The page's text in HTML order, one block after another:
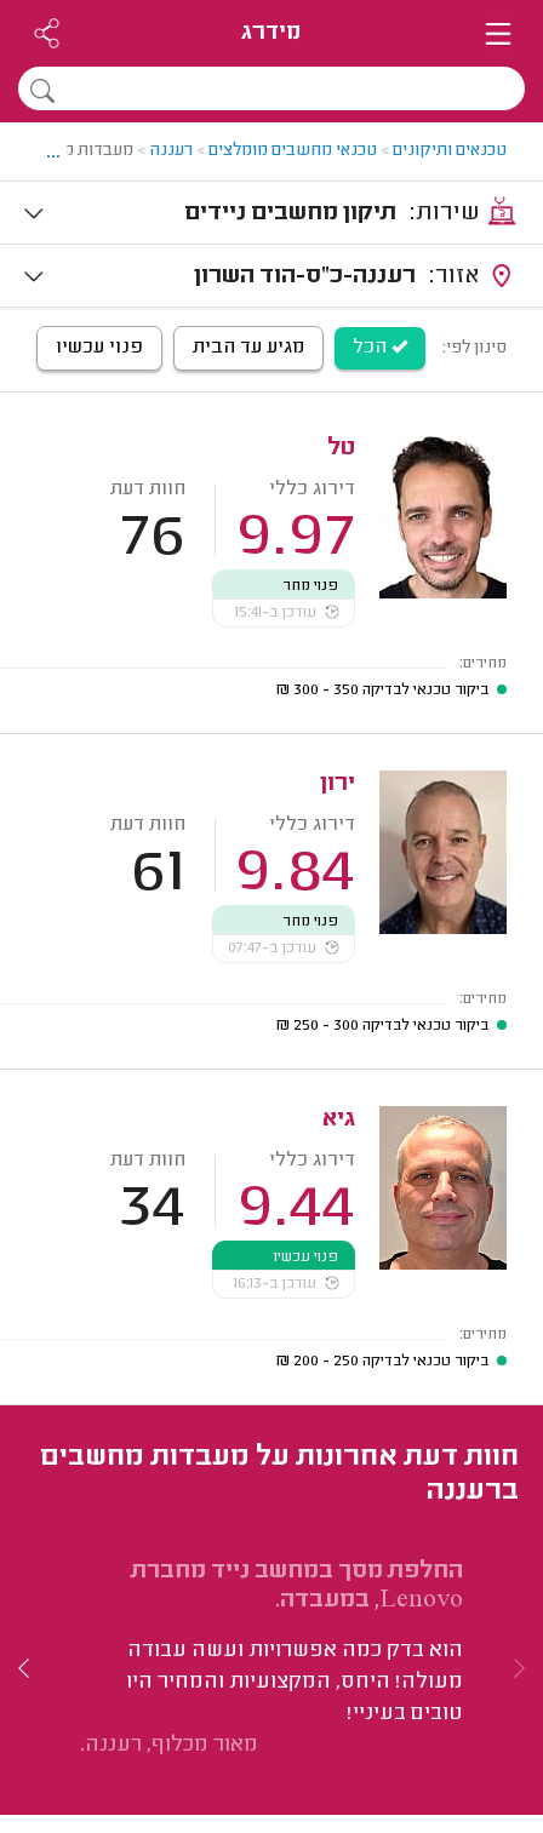
מידרג
טכנאים ותיקונים> טכנאי מחשבים מומלצים> רעננה > מעבדות מחשבים
...
תיקון מחשבים ניידים
רעננה-כ"ס-הוד השרון
סינון לפי: הכל מגיע עד הבית פנוי עכשיו
טל
דירוג כללי
9.97
חוות דעת
76
פנוי מחר
עודכן ב-15:41
מחירים:
ביקור טכנאי לבדיקה 350 - 300
₪
ירון
דירוג כללי
9.84
חוות דעת
61
פנוי מחר
עודכן ב-07:47
מחירים:
ביקור טכנאי לבדיקה 300 - 250
₪
גיא
דירוג כללי
9.44
חוות דעת
34
פנוי עכשיו
עודכן ב-16:13
מחירים:
ביקור טכנאי לבדיקה 250 - 200
₪
חוות דעת אחרונות על מעבדות מחשבים
ברעננה
החלפת מסך במחשב נייד מחברת
Lenovo, במעבדה.
הוא בדק כמה אפשרויות ועשה עבודה
מעולה! היחס, המקצועיות והמחיר היו
טובים בעיניי!
מאור מכלוף, רעננה.